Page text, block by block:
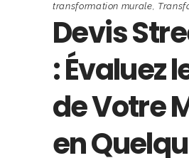
transformation murale,
Devis
: Évaluez
de Votre
en